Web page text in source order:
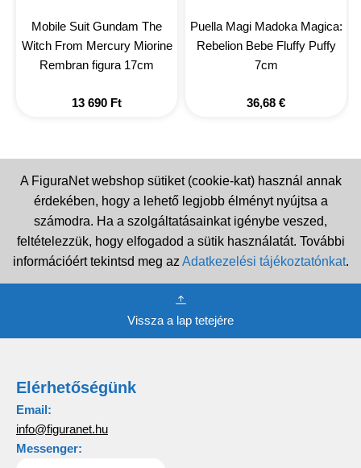
Mobile Suit Gundam The
Witch From Mercury Miorine
Rembran figura 17cm
13 690 Ft
Puella Magi Madoka Magica:
Rebelion Bebe Fluffy Puffy
7cm
36,68 €
A FiguraNet webshop sütiket (cookie-kat) használ annak
érdekében, hogy a lehető legjobb élményt nyújtsa a
számodra. Ha a szolgáltatásainkat igénybe veszed,
feltételezzük, hogy elfogadod a sütik használatát. További
információért tekintsd meg az Adatkezelési tájékoztatónkat.
Vissza a lap tetejére
Elérhetőségünk
Email:
info@figuranet.hu
Messenger: